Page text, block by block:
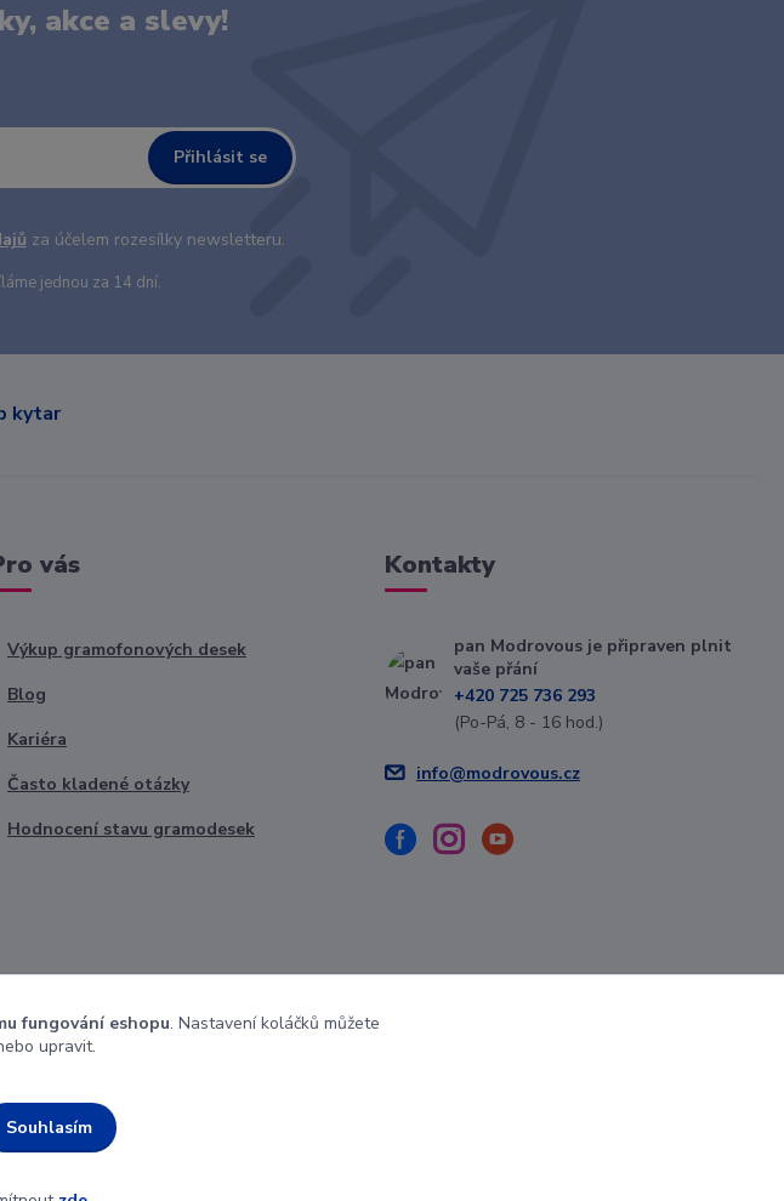
akce a slevy!
Přihlásit se
za účelem rozesílky newsletteru.
jednou za 14 dní.
kytar
vás
Výkup gramofonových desek
Blog
Kariéra
Často kladené otázky
Hodnocení stavu gramodesek
Kontakty
pan Modrovous je připraven plnit
vaše přání
+420 725 736 293
(Po-Pá, 8 - 16 hod.)
info@modrovous.cz
fungování eshopu. Nastavení koláčků můžete
upravit.
Souhlasím